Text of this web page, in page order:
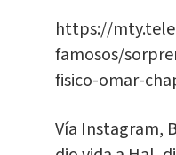
https://
famosos/
fisico-omar-
Vía Instagram,